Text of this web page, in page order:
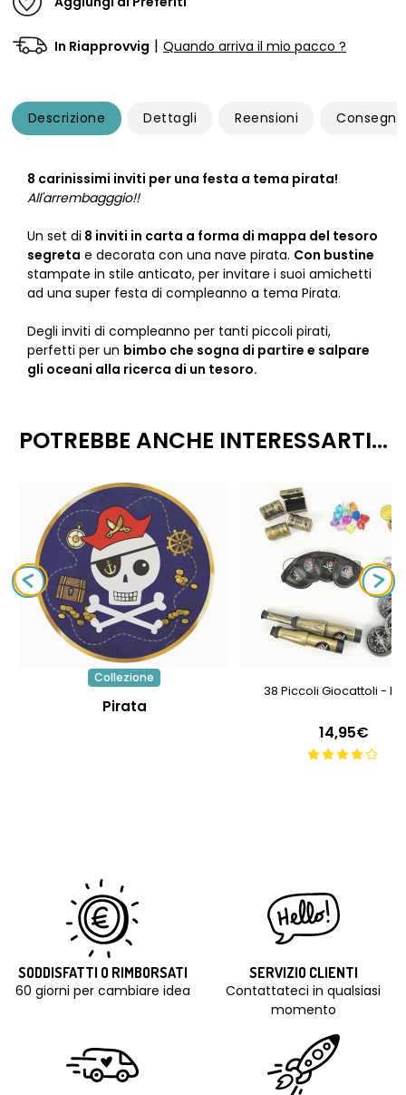
In Riapprovvig | Quando arriva il mio pacco ?
Descrizione Dettagli Reensioni Consegna
8 carinissimi inviti per una festa a tema pirata!
All'arrembagggio!!
Un set di 8 inviti in carta a forma di mappa del tesoro
segreta e decorata con una nave pirata. Con bustine
stampate in stile anticato, per invitare i suoi amichetti
ad una super festa di compleanno a tema Pirata.
Degli inviti di compleanno per tanti piccoli pirati,
perfetti per un bimbo che sogna di partire e salpare
gli oceani alla ricerca di un tesoro.
POTREBBE ANCHE INTERESSARTI...
Collezione
Pirata
38 Piccoli Giocattoli -
14,95€
SODDISFATTI O RIMBORSATI
60 giorni per cambiare idea
SERVIZIO CLIENTI
Contattateci in qualsiasi
momento